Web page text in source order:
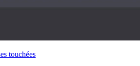
touchées